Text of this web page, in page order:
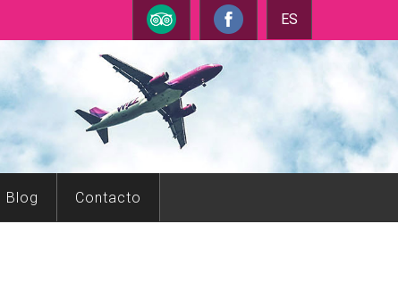
ES
Blog Contacto